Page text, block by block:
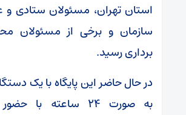
استان تهران، مسئولان ستادی و
سازمان و برخی از مسئولان
برداری رسید.
در حال حاضر این پایگاه با یک
به صورت ۲۴ ساعته با